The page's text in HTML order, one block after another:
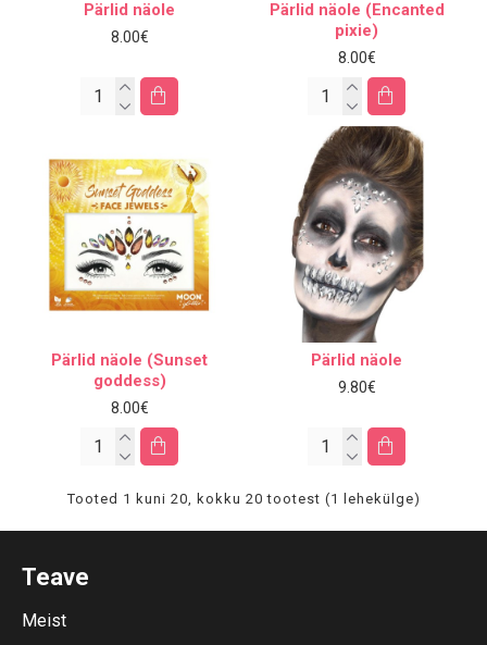
Pärlid näole
8.00€
Pärlid näole (Encanted
pixie)
8.00€
Pärlid näole (Sunset
goddess)
8.00€
Pärlid näole
9.80€
Tooted 1 kuni 20, kokku 20 tootest (1 lehekülge)
Teave
Meist